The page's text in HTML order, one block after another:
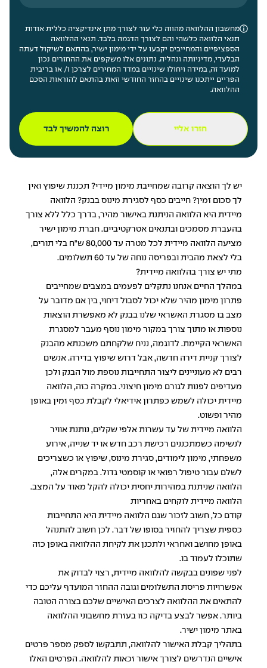
מחשבון ההלוואה מהווה כלי עזר לצורך מתן אינדיקציה כללית אודות
תנאי הלוואה כלשהי והם לצורך הדגמה בלבד. תנאי ההלוואה
הספציפיים והמחייבים יקבעו על ידי מימון ישיר, בהתאם לשיקול דעתה
הבלעדי, מדיניותה ונהליה. נתונים אלו משקפים את ההחזרים נכון
למועד זה, במידה ויחולו שינויים במדד המחירים לצרכן ו/ או בריבית
הפריים ייתכנו שינויים בהחזר החודשי וזאת בהתאם להוראות הסכם
ההלוואה.
חזרו אליי רוצה להמשיך לבד
יש לך הוצאה קרובה שמחייבת מימון מיידי? תכננת שיפוץ ואין
לך סכום זמין? חייבים כסף לסגירת מינוס בבנק? הלוואה
מיידית היא הלוואה הניתנת באישור מהיר, בדרך כלל ללא צורך
בהעברת מסמכים ובתנאים אטרקטיביים. חברת מימון ישיר
מציעה הלוואה מיידית לכל מטרה עד 80,000 ש"ח בלי תורים,
בלי לצאת מהבית ובפריסה נוחה של עד 60 תשלומים.
מתי יש צורך בהלוואה מיידית?
במהלך החיים אנחנו נתקלים לפעמים במצבים שמחייבים
פתרון מימון מהיר שלא יכול לסבול דיחוי, בין אם מדובר על
מצב בו מסגרת האשראי שלנו בבנק לא מאפשרת הוצאות
נוספות או מתוך צורך במקור מימון נוסף מעבר למסגרת
האשראי הקיימת. לדוגמה, נניח שלקחתם משכנתא מהבנק
לצורך קניית דירה חדשה, אבל דרוש שיפוץ בדירה. אנשים
רבים לא מעוניינים ליצור התחייבות נוספת מול הבנק ולכן
מעדיפים לפנות לגורם מימון חיצוני. במקרה כזה, הלוואה
מיידית יכולה לשמש כפתרון אידיאלי לקבלת כסף זמין באופן
מהיר ופשוט.
הלוואה מיידית של עד עשרות אלפי שקלים, נותנת אוויר
לנשימה כשמתכננים רכישת רכב חדש או יד שנייה, אירוע
משפחתי, מימון לימודים, סגירת מינוס, שיפוץ או כשצריכים
לשלם עבור טיפול רפואי או קוסמטי גדול. במקרים אלה,
הלוואה שניתנת במהירות יחסית יכולה להקל מאוד על המצב.
הלוואה מיידית לוקחים באחריות
קודם כל, חשוב לזכור שגם הלוואה מיידית היא התחייבות
כספית שצריך להחזיר בסופו של דבר. לכן חשוב להתנהל
באופן מחושב ואחראי ולתכנן את לקיחת ההלוואה באופן כזה
שתוכלו לעמוד בו.
לפני שפונים בבקשה להלוואה מיידית, רצוי לבדוק את
אפשרויות פריסת התשלומים וגובה ההחזר המועדף עליכם כדי
להתאים את ההלוואה לצרכים האישיים שלכם בצורה הטובה
ביותר. אפשר לבצע בדיקה כזו בעזרת מחשבוני ההלוואה
באתר מימון ישיר.
בתהליך קבלת האישור להלוואה, תתבקשו לספק מספר פרטים
אישיים הנדרשים לצורך אישור זכאות להלוואה. הפרטים האלו